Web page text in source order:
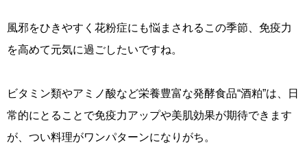
風邪をひきやすく花粉症にも悩まされるこの季節、免疫力
を高めて元気に過ごしたいですね。
ビタミン類やアミノ酸など栄養豊富な発酵食品“酒粕”は、日
常的にとることで免疫力アップや美肌効果が期待できます
が、つい料理がワンパターンになりがち。